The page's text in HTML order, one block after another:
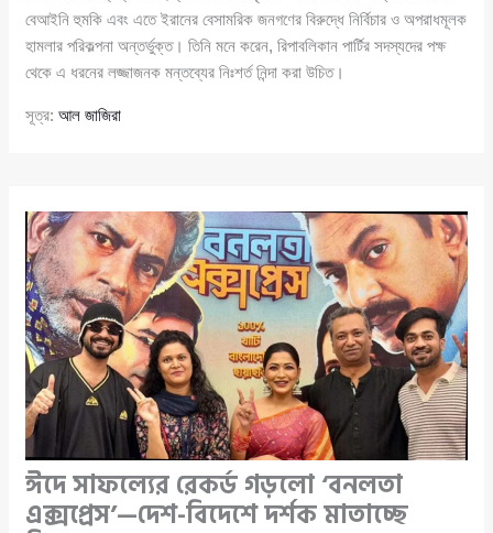
বেআইনি হুমকি এবং এতে ইরানের বেসামরিক জনগণের বিরুদ্ধে নির্বিচার ও অপরাধমূলক
হামলার পরিকল্পনা অন্তর্ভুক্ত। তিনি মনে করেন, রিপাবলিকান পার্টির সদস্যদের পক্ষ
থেকে এ ধরনের লজ্জাজনক মন্তব্যের নিঃশর্ত নিন্দা করা উচিত।
সূত্র:আল জাজিরা
ঈদে সাফল্যের রেকর্ড গড়লো ‘বনলতা
এক্সপ্রেস’—দেশ-বিদেশে দর্শক মাতাচ্ছে